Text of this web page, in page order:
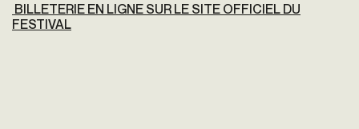
BILLETERIE EN LIGNE SUR LE SITE OFFICIEL DU
FESTIVAL